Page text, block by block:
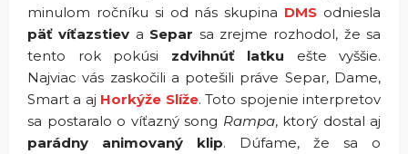
minulom ročníku si od nás skupina DMS odniesla
päť víťazstiev a Separ sa zrejme rozhodol, že sa
tento rok pokúsi zdvihnúť latku ešte vyššie.
Najviac vás zaskočili a potešili práve Separ, Dame,
Smart a aj Horkýže Slíže. Toto spojenie interpretov
sa postaralo o víťazný song Rampa, ktorý dostal aj
parádny animovaný
klip. Dúfame, že sa o